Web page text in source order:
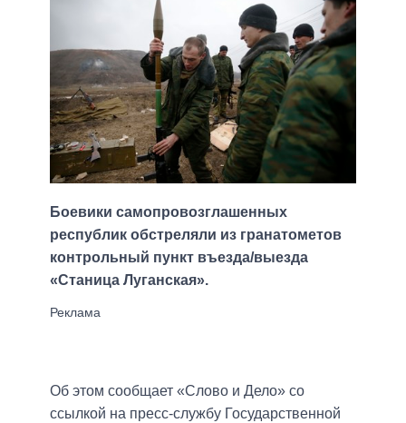
Боевики самопровозглашенных
республик обстреляли из гранатометов
контрольный пункт въезда/выезда
«Станица Луганская».
Об этом сообщает «Слово и Дело» со
ссылкой на пресс-службу Государственной